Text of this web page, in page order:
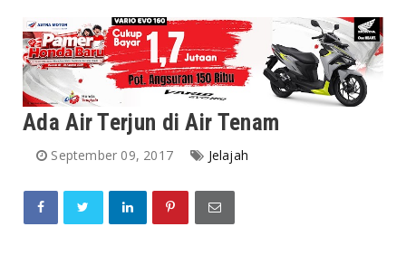
Ada Air Terjun di Air Tenam
September 09, 2017 Jelajah